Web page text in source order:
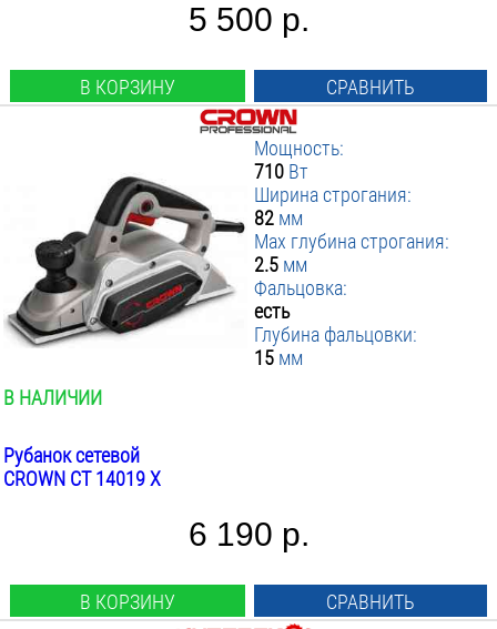
5 500 р.
В КОРЗИНУ СРАВНИТЬ
Мощность:
710 Вт
Ширина строгания:
82 мм
Max глубина строгания:
2.5 мм
Фальцовка:
есть
Глубина фальцовки:
15 мм
В НАЛИЧИИ
Рубанок сетевой
CROWN CT 14019 X
6 190 р.
В КОРЗИНУ СРАВНИТЬ